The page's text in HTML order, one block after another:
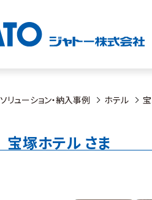
ソリューション・納入事例 ホテル
宝塚ホテル さま